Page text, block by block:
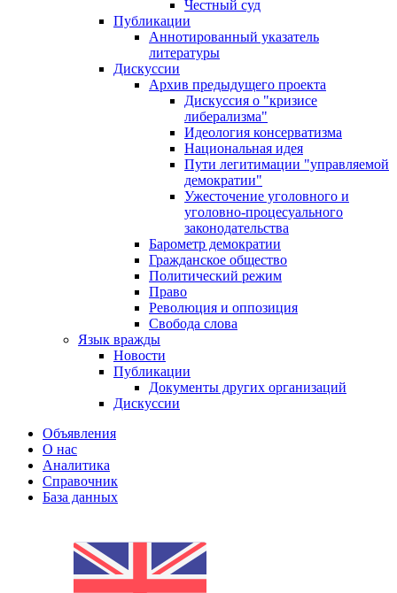
Честный суд
Публикации
Аннотированный указатель
литературы
Дискуссии
Архив предыдущего проекта
Дискуссия о "кризисе
либерализма"
Идеология консерватизма
Национальная идея
Пути легитимации "управляемой
демократии"
Ужесточение уголовного и
уголовно-процесуального
законодательства
Барометр демократии
Гражданское общество
Политический режим
Право
Революция и оппозиция
Свобода слова
Язык вражды
Новости
Публикации
Документы других организаций
Дискуссии
Объявления
О нас
Аналитика
Справочник
База данных